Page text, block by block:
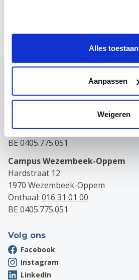
Alles toestaan
Aanpassen
Weigeren
Campus Leuven
Onthaal:016 31 01 00
BE 0405.775.051
Campus Wezembeek-Oppem
Hardstraat 12
1970 Wezembeek-Oppem
Onthaal: 016 31 01 00
BE 0405.775.051
Volg ons
Facebook
Instagram
LinkedIn